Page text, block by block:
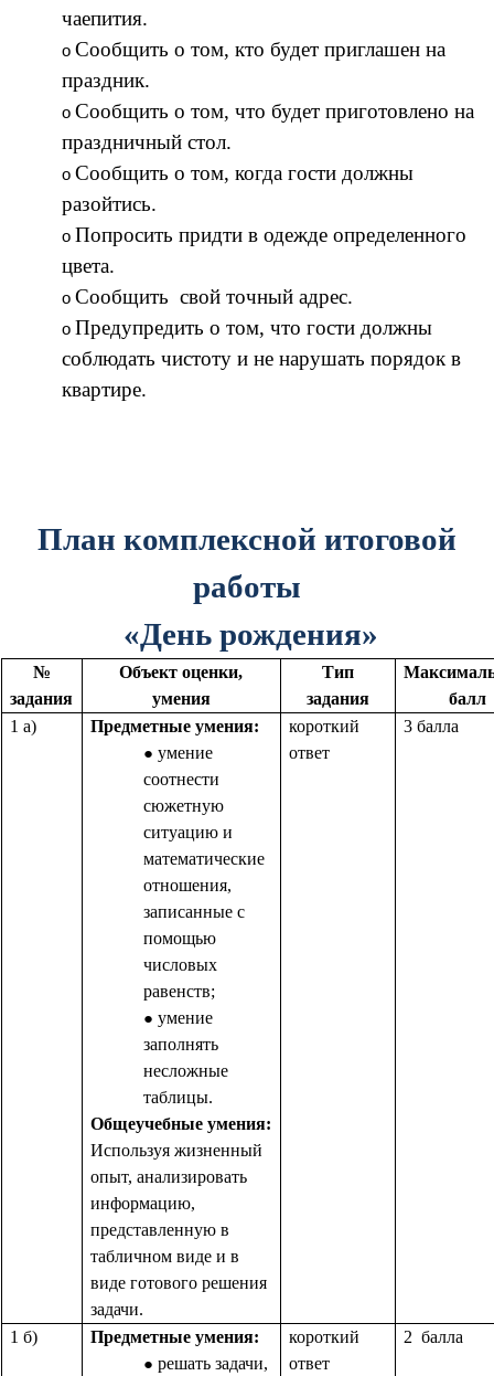
чаепития.
Сообщить о том, кто будет приглашен на
праздник.
Сообщить о том, что будет приготовлено на
праздничный стол.
Сообщить о том, когда гости должны
разойтись.
Попросить придти в одежде определенного
цвета.
Сообщить свой точный адрес.
Предупредить о том, что гости должны
соблюдать чистоту и не нарушать порядок в
квартире.
План комплексной итоговой
работы
«День рождения»
№
задания
Объект оценки,
умения
Тип
задания
балл
1 а)
Предметные умения:
умение
соотнести
сюжетную
ситуацию и
математические
отношения,
записанные с
помощью
числовых
равенств;
умение
заполнять
несложные
таблицы.
Общеучебные умения:
Используя жизненный
опыт, анализировать
информацию,
представленную в
табличном виде и в
виде готового решения
задачи.
короткий
ответ
3 балла
1 б)
Предметные умения:
решать задачи,
короткий
ответ
2 балла